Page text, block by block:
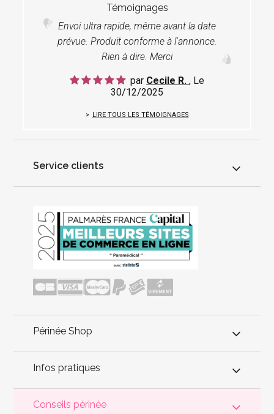
Témoignages
Envoi ultra rapide, même avant la date
prévue. Produit conforme à l'annonce.
Rien à dire. Merci
par Cecile R. , Le
30/12/2025
LIRE TOUS LES TÉMOIGNAGES
Service clients
Périnée Shop
Infos pratiques
Conseils périnée